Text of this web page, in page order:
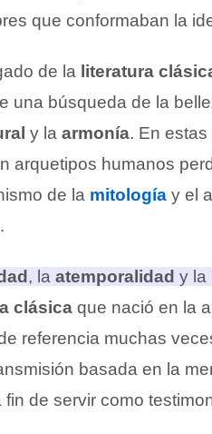
que conformaban la
de la literatura
una búsqueda de la
y la armonía. En
arquetipos humanos
de la mitología y el
, la atemporalidad y la
clásica que nació en la
referencia muchas
basada en la
fin de servir como